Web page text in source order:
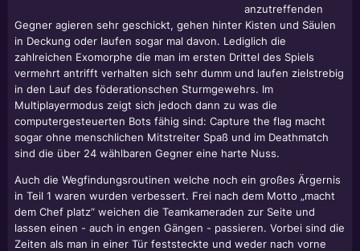
anzutreffenden
Gegner agieren sehr geschickt, gehen hinter Kisten und Säulen
in Deckung oder laufen sogar mal davon. Lediglich die
zahlreichen Exomorphe die man im ersten Drittel des Spiels
vermehrt antrifft verhalten sich sehr dumm und laufen zielstrebig
in den Lauf des föderationschen Sturmgewehrs. Im
Multiplayermodus zeigt sich jedoch dann zu was die
computergesteuerten Bots fähig sind: Capture the flag macht
sogar ohne menschlichen Mitstreiter Spaß und im Deathmatch
sind die über 24 wählbaren Gegner eine harte Nuss.
Auch die Wegfindungsroutinen welche noch ein großes Ärgernis
in Teil 1 waren wurden verbessert. Frei nach dem Motto „macht
dem Chef platz“ weichen die Teamkameraden zur Seite und
lassen einen - auch in engen Gängen - passieren. Vorbei sind die
Zeiten als man in einer Tür feststeckte und weder nach vorne